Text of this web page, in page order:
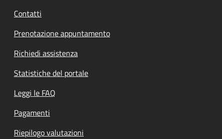
Contatti
Prenotazione appuntamento
Richiedi assistenza
Statistiche del portale
Leggi le FAQ
Pagamenti
Riepilogo valutazioni